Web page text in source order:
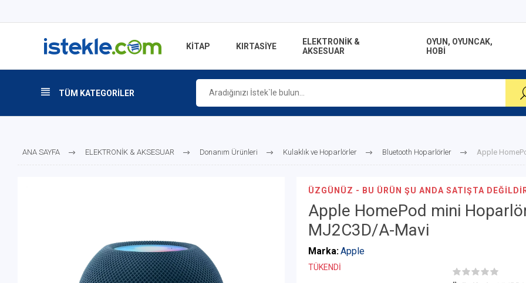
KİTAP KIRTASİYE
ELEKTRONİK &
AKSESUAR
OYUN, OYUNCAK,
HOBİ
TÜM KATEGORİLER
ANA SAYFA ELEKTRONİK & AKSESUAR Donanım Ürünleri Kulaklık ve Hoparlörler Bluetooth Hoparlörler Apple
ÜZGÜNÜZ - BU ÜRÜN ŞU ANDA SATIŞTA
Apple HomePod mini
MJ2C3D/A-Mavi
Marka:Apple
TÜKENDİ